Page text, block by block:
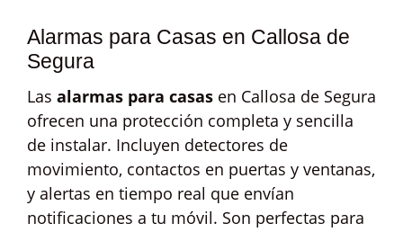
Alarmas para Casas en Callosa de
Segura
Las alarmas para casas en Callosa de Segura
ofrecen una protección completa y sencilla
de instalar. Incluyen detectores de
movimiento, contactos en puertas y ventanas,
y alertas en tiempo real que envían
notificaciones a tu móvil. Son perfectas para